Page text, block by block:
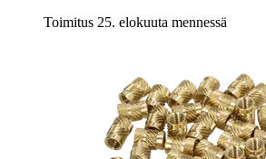
Toimitus 25. elokuuta mennessä